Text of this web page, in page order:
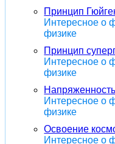
Принцип
Интересное о
физике
Принцип
Интересное о
физике
Интересное о
физике
Освоение
Интересное о